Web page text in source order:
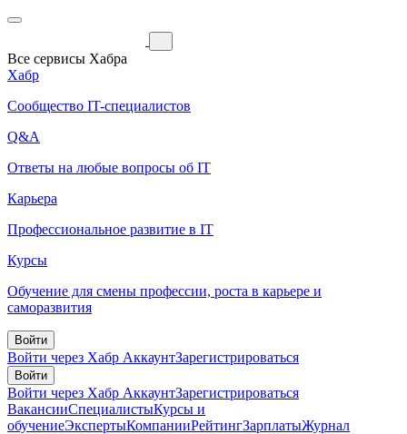
Все сервисы Хабра
Хабр
Сообщество IT-специалистов
Q&A
Ответы на любые вопросы об IT
Карьера
Профессиональное развитие в IT
Курсы
Обучение для смены профессии, роста в карьере и
саморазвития
Войти
Войти через Хабр АккаунтЗарегистрироваться
Войти
Войти через Хабр АккаунтЗарегистрироваться
ВакансииСпециалистыКурсы и
обучениеЭкспертыКомпанииРейтингЗарплатыЖурнал